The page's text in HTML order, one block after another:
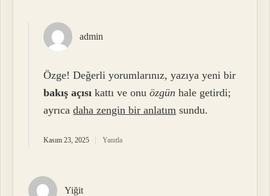
admin
Özge! Değerli yorumlarınız, yazıya yeni bir
bakış açısı kattı ve onuözgün hale getirdi;
ayrıcadaha zengin bir anlatım sundu.
Kasım 23, 2025 Yanıtla
Yiğit